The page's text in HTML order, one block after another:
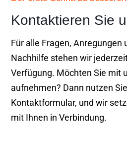
Kontaktieren Sie
Für alle Fragen, Anregungen
Nachhilfe stehen wir
Verfügung. Möchten Sie mit
aufnehmen? Dann nutzen
Kontaktformular, und wir
mit Ihnen in Verbindung.